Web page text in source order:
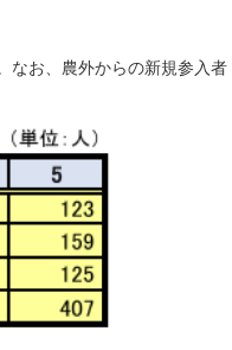
なお、農外からの新規参入者